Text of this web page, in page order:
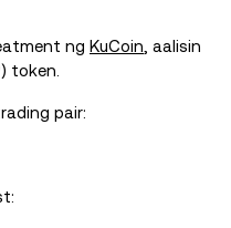
ng KuCoin , aalisin
token.
pair: